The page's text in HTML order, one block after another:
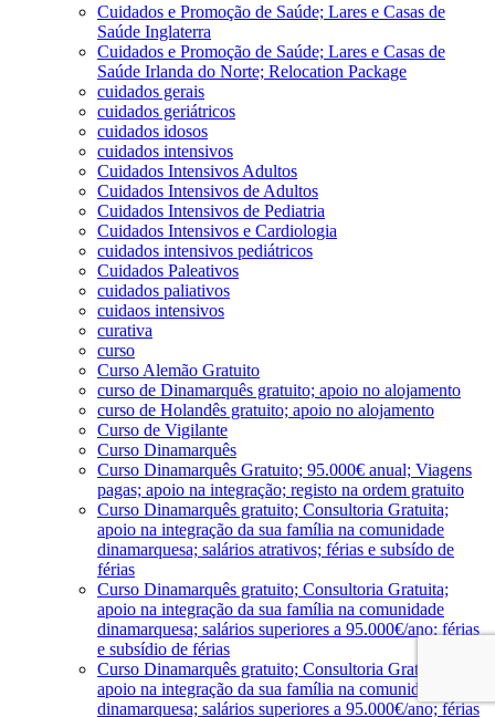
Cuidados e Promoção de Saúde; Lares e Casas de
Saúde Inglaterra
Cuidados e Promoção de Saúde; Lares e Casas de
Saúde Irlanda do Norte; Relocation Package
cuidados gerais
cuidados geriátricos
cuidados idosos
cuidados intensivos
Cuidados Intensivos Adultos
Cuidados Intensivos de Adultos
Cuidados Intensivos de Pediatria
Cuidados Intensivos e Cardiologia
cuidados intensivos pediátricos
Cuidados Paleativos
cuidados paliativos
cuidaos intensivos
curativa
curso
Curso Alemão Gratuito
curso de Dinamarquês gratuito; apoio no alojamento
curso de Holandês gratuito; apoio no alojamento
Curso de Vigilante
Curso Dinamarquês
Curso Dinamarquês Gratuito; 95.000€ anual; Viagens
pagas; apoio na integração; registo na ordem gratuito
Curso Dinamarquês gratuito; Consultoria Gratuita;
apoio na integração da sua família na comunidade
dinamarquesa; salários atrativos; férias e subsído de
férias
Curso Dinamarquês gratuito; Consultoria Gratuita;
apoio na integração da sua família na comunidade
dinamarquesa; salários superiores a 95.000€/ano; férias
e subsídio de férias
Curso Dinamarquês gratuito; Consultoria Gratuita;
apoio na integração da sua família na comunidade
dinamarquesa; salários superiores a 95.000€/ano; férias